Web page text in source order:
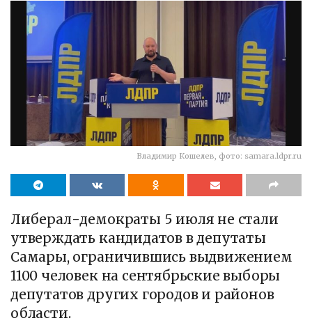
Владимир Кошелев, фото: samara.ldpr.ru
Либерал-демократы 5 июля не стали
утверждать кандидатов в депутаты
Самары, ограничившись выдвижением
1100 человек на сентябрьские выборы
депутатов других городов и районов
области.